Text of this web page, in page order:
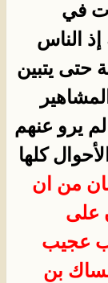
في
إذ الناس
حتى يتبين
يرو عنهم
كلها
من ان
على
عجيب
بن